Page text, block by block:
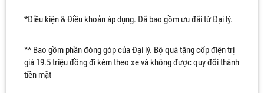
*Điều kiện & Điều khoản áp dụng. Đã bao gồm ưu đãi từ Đại lý.
** Bao gồm phần đóng góp của Đại lý. Bộ quà tặng cốp điện trị
giá 19.5 triệu đồng đi kèm theo xe và không được quy đổi thành
tiền mặt